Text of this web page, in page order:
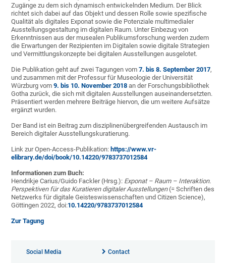
Zugänge zu dem sich dynamisch entwickelnden Medium. Der Blick
richtet sich dabei auf das Objekt und dessen Rolle sowie spezifische
Qualität als digitales Exponat sowie die Potenziale multimedialer
Ausstellungsgestaltung im digitalen Raum. Unter Einbezug von
Erkenntnissen aus der musealen Publikumsforschung werden zudem
die Erwartungen der Rezipienten im Digitalen sowie digitale Strategien
und Vermittlungskonzepte bei digitalen Ausstellungen ausgelotet.
Die Publikation geht auf zwei Tagungen vom7. bis 8. September 2017,
und zusammen mit der Professur für Museologie der Universität
Würzburg vom9. bis 10. November 2018 an der Forschungsbibliothek
Gotha zurück, die sich mit digitalen Ausstellungen auseinandersetzten.
Präsentiert werden mehrere Beiträge hiervon, die um weitere Aufsätze
ergänzt wurden.
Der Band ist ein Beitrag zum disziplinenübergreifenden Austausch im
Bereich digitaler Ausstellungskuratierung.
Link zur Open-Access-Publikation: https://www.vr-
elibrary.de/doi/book/10.14220/9783737012584
Informationen zum Buch:
Hendrikje Carius/Guido Fackler (Hrsg.): Exponat – Raum – Interaktion.
Perspektiven für das Kuratieren digitaler Ausstellungen(= Schriften des
Netzwerks für digitale Geisteswissenschaften und Citizen Science),
Göttingen 2022, doi:10.14220/9783737012584
Zur Tagung
Social Media Contact